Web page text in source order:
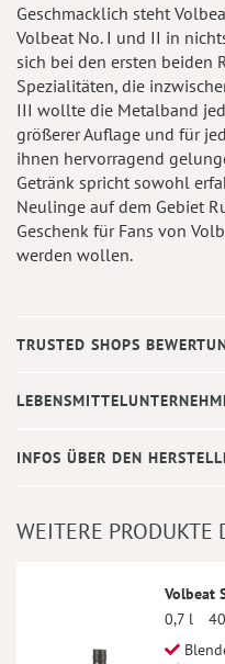
Geschmacklich steht
Volbeat No. I und II in
sich bei den ersten beiden
Spezialitäten, die
III wollte die Metalband
größerer Auflage und für
ihnen hervorragend
Getränk spricht sowohl
Neulinge auf dem Gebiet
Geschenk für Fans von
werden wollen.
TRUSTED SHOPS
INFOS ÜBER DEN
WEITERE PRODUKTE
Volbeat
0,7 l